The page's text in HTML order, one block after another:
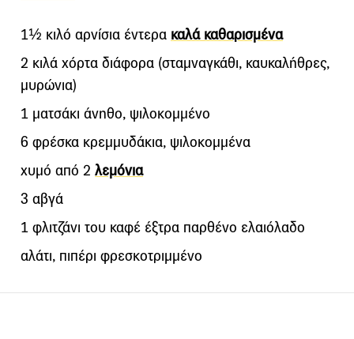
1½ κιλό αρνίσια έντερα καλά καθαρισμένα
2 κιλά χόρτα διάφορα (σταμναγκάθι, καυκαλήθρες,
μυρώνια)
1 ματσάκι άνηθο, ψιλοκομμένο
6 φρέσκα κρεμμυδάκια, ψιλοκομμένα
χυμό από 2 λεμόνια
3 αβγά
1 φλιτζάνι του καφέ έξτρα παρθένο ελαιόλαδο
αλάτι, πιπέρι φρεσκοτριμμένο